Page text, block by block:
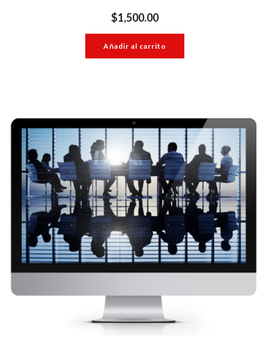
$1,500.00
Añadir al carrito